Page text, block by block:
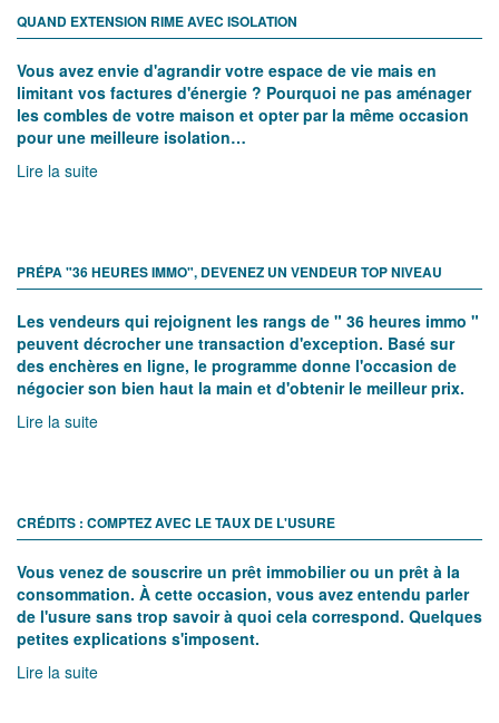
QUAND EXTENSION RIME AVEC ISOLATION
Vous avez envie d'agrandir votre espace de vie mais en
limitant vos factures d'énergie ? Pourquoi ne pas aménager
les combles de votre maison et opter par la même occasion
pour une meilleure isolation…
Lire la suite
PRÉPA "36 HEURES IMMO", DEVENEZ UN VENDEUR TOP NIVEAU
Les vendeurs qui rejoignent les rangs de " 36 heures immo "
peuvent décrocher une transaction d'exception. Basé sur
des enchères en ligne, le programme donne l'occasion de
négocier son bien haut la main et d'obtenir le meilleur prix.
Lire la suite
CRÉDITS : COMPTEZ AVEC LE TAUX DE L'USURE
Vous venez de souscrire un prêt immobilier ou un prêt à la
consommation. À cette occasion, vous avez entendu parler
de l'usure sans trop savoir à quoi cela correspond. Quelques
petites explications s'imposent.
Lire la suite